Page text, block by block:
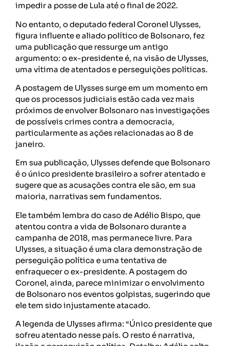
impedir a posse de Lula até o final de 2022.
No entanto, o deputado federal Coronel Ulysses,
figura influente e aliado político de Bolsonaro, fez
uma publicação que ressurge um antigo
argumento: o ex-presidente é, na visão de Ulysses,
uma vítima de atentados e perseguições políticas.
A postagem de Ulysses surge em um momento em
que os processos judiciais estão cada vez mais
próximos de envolver Bolsonaro nas investigações
de possíveis crimes contra a democracia,
particularmente as ações relacionadas ao 8 de
janeiro.
Em sua publicação, Ulysses defende que Bolsonaro
é o único presidente brasileiro a sofrer atentado e
sugere que as acusações contra ele são, em sua
maioria, narrativas sem fundamentos.
Ele também lembra do caso de Adélio Bispo, que
atentou contra a vida de Bolsonaro durante a
campanha de 2018, mas permanece livre. Para
Ulysses, a situação é uma clara demonstração de
perseguição política e uma tentativa de
enfraquecer o ex-presidente. A postagem do
Coronel, ainda, parece minimizar o envolvimento
de Bolsonaro nos eventos golpistas, sugerindo que
ele tem sido injustamente atacado.
A legenda de Ulysses afirma: “Único presidente que
sofreu atentado nesse país. O resto é narrativa,